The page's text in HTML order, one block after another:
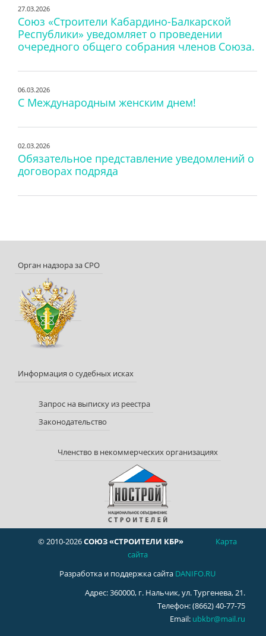
27.03.2026
Союз «Строители Кабардино-Балкарской
Республики» уведомляет о проведении
очередного общего собрания членов Союза.
06.03.2026
С Международным женским днем!
02.03.2026
Обязательное представление уведомлений о
договорах подряда
Орган надзора за СРО
Информация о судебных исках
Запрос на выписку из реестра
Законодательство
Членство в некоммерческих организациях
© 2010-2026СОЮЗ «СТРОИТЕЛИ КБР»
Карта
сайта
Разработка и поддержка сайта DANIFO.RU
Адрес: 360000, г. Нальчик, ул. Тургенева, 21.
Телефон: (8662) 40-77-75
Email: ubkbr@mail.ru